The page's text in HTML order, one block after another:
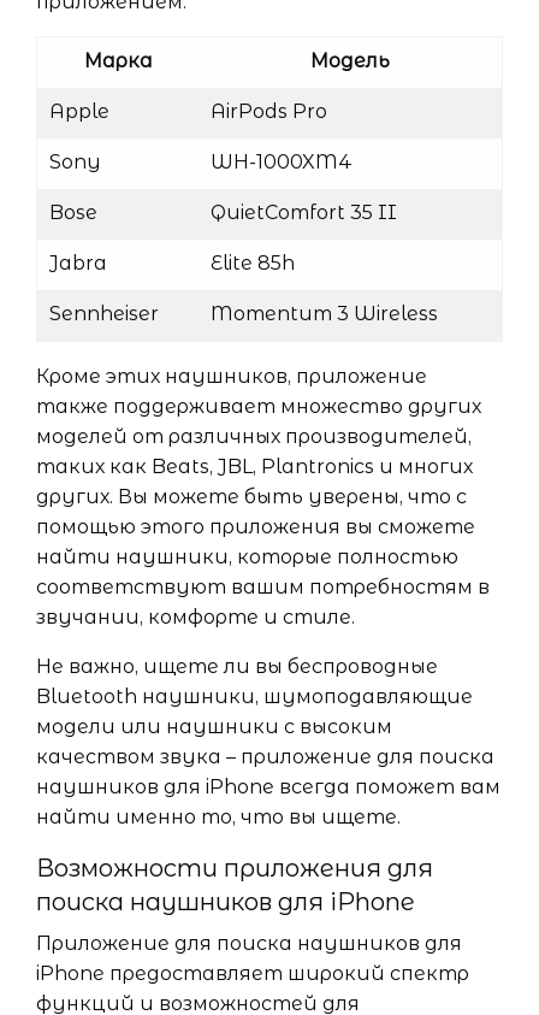
Марка Модель
Apple AirPods Pro
Sony WH-1000XM4
Bose QuietComfort 35 II
Jabra Elite 85h
Sennheiser Momentum 3 Wireless
Кроме этих наушников, приложение
также поддерживает множество других
моделей от различных производителей,
таких как Beats, JBL, Plantronics и многих
других. Вы можете быть уверены, что с
помощью этого приложения вы сможете
найти наушники, которые полностью
соответствуют вашим потребностям в
звучании, комфорте и стиле.
Не важно, ищете ли вы беспроводные
Bluetooth наушники, шумоподавляющие
модели или наушники с высоким
качеством звука – приложение для поиска
наушников для iPhone всегда поможет вам
найти именно то, что вы ищете.
Возможности приложения для
поиска наушников для iPhone
Приложение для поиска наушников для
iPhone предоставляет широкий спектр
функций и возможностей для